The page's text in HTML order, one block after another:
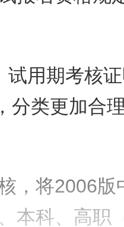
用期考核
分类更加合
，将2006版
本科、高职